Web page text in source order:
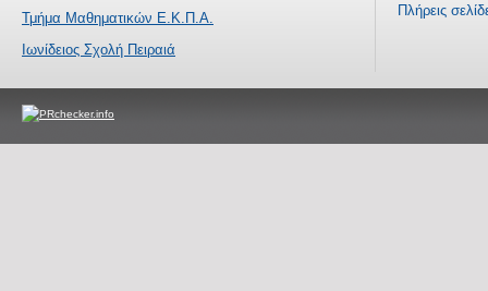
Τμήμα Μαθηματικών Ε.Κ.Π.Α.
Ιωνίδειος Σχολή Πειραιά
Πλήρεις